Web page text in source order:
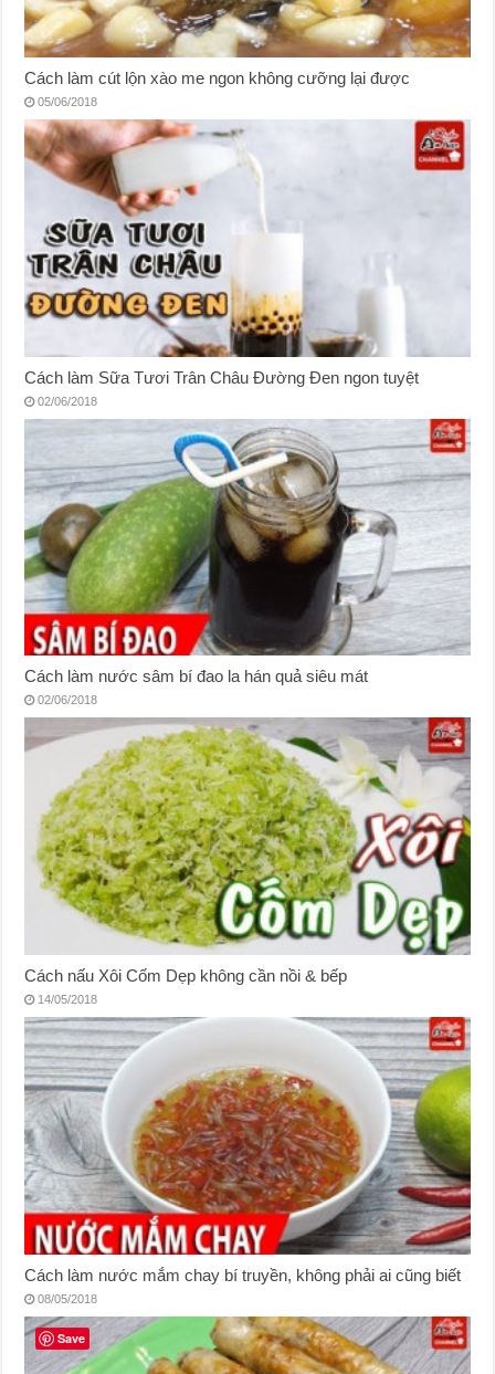
Cách làm cút lộn xào me ngon không cưỡng lại được
05/06/2018
Cách làm Sữa Tươi Trân Châu Đường Đen ngon tuyệt
02/06/2018
Cách làm nước sâm bí đao la hán quả siêu mát
02/06/2018
Cách nấu Xôi Cốm Dẹp không cần nồi & bếp
14/05/2018
Cách làm nước mắm chay bí truyền, không phải ai cũng biết
08/05/2018
Save